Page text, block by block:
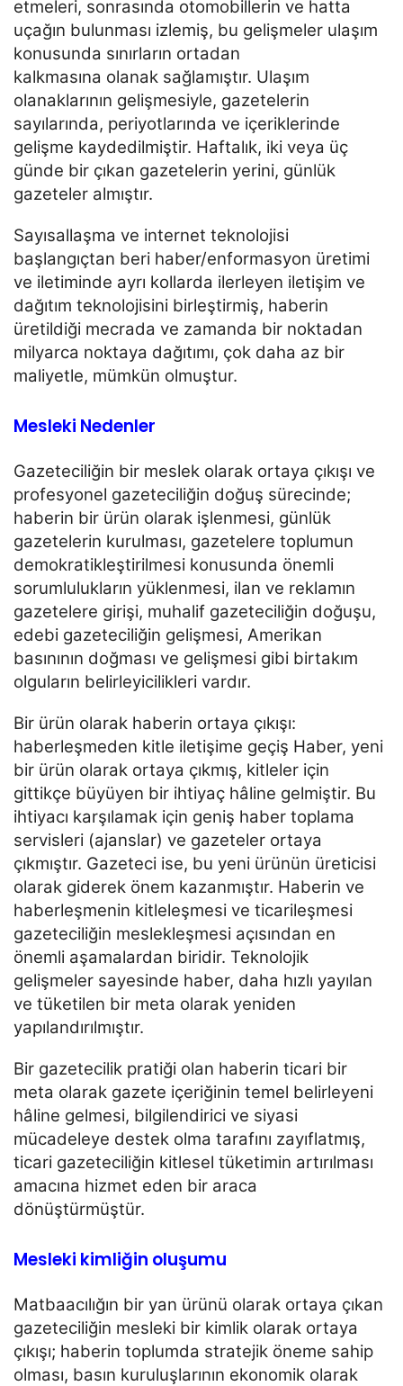
etmeleri, sonrasında otomobillerin ve hatta
uçağın bulunması izlemiş, bu gelişmeler ulaşım
konusunda sınırların ortadan
kalkmasına olanak sağlamıştır. Ulaşım
olanaklarının gelişmesiyle, gazetelerin
sayılarında, periyotlarında ve içeriklerinde
gelişme kaydedilmiştir. Haftalık, iki veya üç
günde bir çıkan gazetelerin yerini, günlük
gazeteler almıştır.
Sayısallaşma ve internet teknolojisi
başlangıçtan beri haber/enformasyon üretimi
ve iletiminde ayrı kollarda ilerleyen iletişim ve
dağıtım teknolojisini birleştirmiş, haberin
üretildiği mecrada ve zamanda bir noktadan
milyarca noktaya dağıtımı, çok daha az bir
maliyetle, mümkün olmuştur.
Mesleki Nedenler
Gazeteciliğin bir meslek olarak ortaya çıkışı ve
profesyonel gazeteciliğin doğuş sürecinde;
haberin bir ürün olarak işlenmesi, günlük
gazetelerin kurulması, gazetelere toplumun
demokratikleştirilmesi konusunda önemli
sorumlulukların yüklenmesi, ilan ve reklamın
gazetelere girişi, muhalif gazeteciliğin doğuşu,
edebi gazeteciliğin gelişmesi, Amerikan
basınının doğması ve gelişmesi gibi birtakım
olguların belirleyicilikleri vardır.
Bir ürün olarak haberin ortaya çıkışı:
haberleşmeden kitle iletişime geçiş Haber, yeni
bir ürün olarak ortaya çıkmış, kitleler için
gittikçe büyüyen bir ihtiyaç hâline gelmiştir. Bu
ihtiyacı karşılamak için geniş haber toplama
servisleri (ajanslar) ve gazeteler ortaya
çıkmıştır. Gazeteci ise, bu yeni ürünün üreticisi
olarak giderek önem kazanmıştır. Haberin ve
haberleşmenin kitleleşmesi ve ticarileşmesi
gazeteciliğin meslekleşmesi açısından en
önemli aşamalardan biridir. Teknolojik
gelişmeler sayesinde haber, daha hızlı yayılan
ve tüketilen bir meta olarak yeniden
yapılandırılmıştır.
Bir gazetecilik pratiği olan haberin ticari bir
meta olarak gazete içeriğinin temel belirleyeni
hâline gelmesi, bilgilendirici ve siyasi
mücadeleye destek olma tarafını zayıflatmış,
ticari gazeteciliğin kitlesel tüketimin artırılması
amacına hizmet eden bir araca
dönüştürmüştür.
Mesleki kimliğin oluşumu
Matbaacılığın bir yan ürünü olarak ortaya çıkan
gazeteciliğin mesleki bir kimlik olarak ortaya
çıkışı; haberin toplumda stratejik öneme sahip
olması, basın kuruluşlarının ekonomik olarak